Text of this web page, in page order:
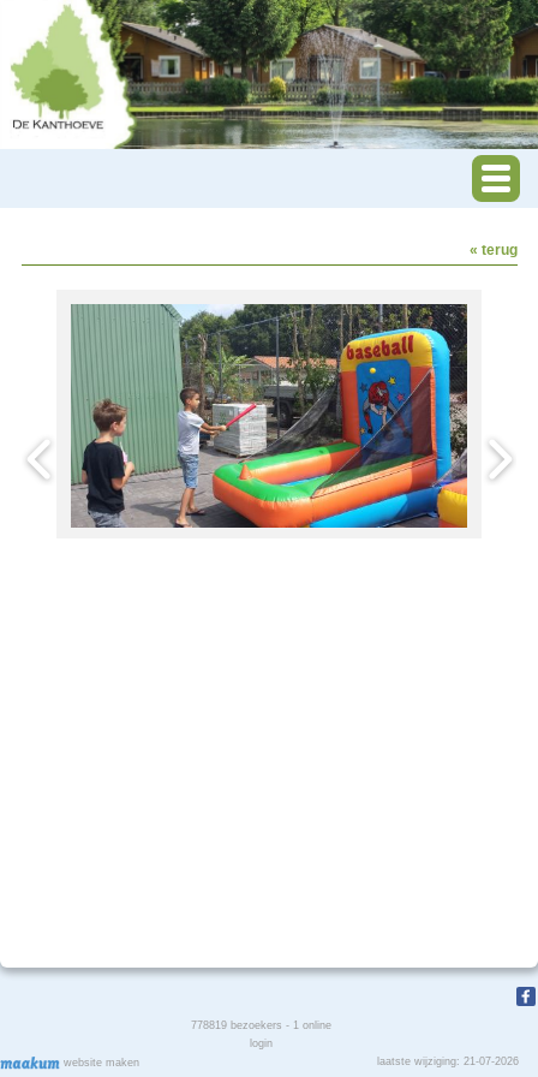
« terug
website maken
778819bezoekers - 1 online
login
laatste wijziging: 21-07-2026